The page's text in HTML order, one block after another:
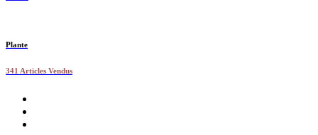
Plante
341 Articles Vendus